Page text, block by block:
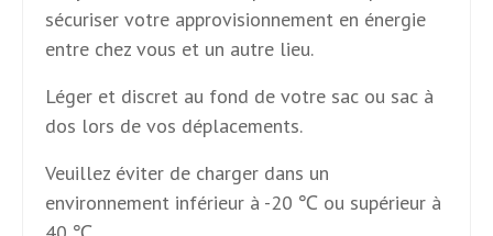
sécuriser votre approvisionnement en énergie
entre chez vous et un autre lieu.
Léger et discret au fond de votre sac ou sac à
dos lors de vos déplacements.
Veuillez éviter de charger dans un
environnement inférieur à -20 ℃ ou supérieur à